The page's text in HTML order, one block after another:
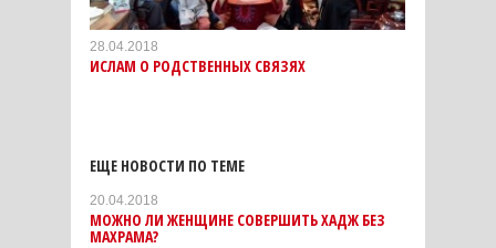
28.04.2018
ИСЛАМ О РОДСТВЕННЫХ СВЯЗЯХ
ЕЩЕ НОВОСТИ ПО ТЕМЕ
20.04.2018
МОЖНО ЛИ ЖЕНЩИНЕ СОВЕРШИТЬ ХАДЖ БЕЗ
МАХРАМА?